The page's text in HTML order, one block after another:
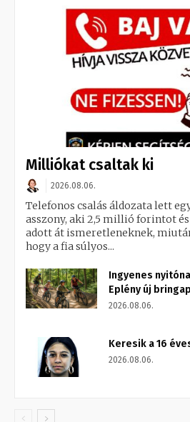
Milliókat csaltak ki
2026.08.06.
Telefonos csalás áldozata lett
asszony, aki 2,5 millió forintot
adott át ismeretleneknek,
hogy a fia súlyos...
Ingyenes
Eplény új
2026.08.06.
Keresik a 16
2026.08.06.